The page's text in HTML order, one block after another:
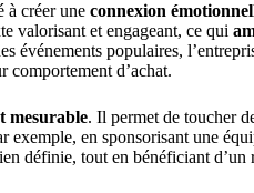
à créer une connexion
valorisant et engageant, ce qui
événements populaires,
comportement d’achat.
mesurable. Il permet de toucher
exemple, en sponsorisant une
définie, tout en bénéficiant